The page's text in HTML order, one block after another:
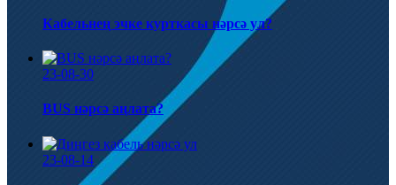
Кабельнең эчке курткасы нәрсә ул?
23-08-30
BUS нәрсә аңлата?
23-08-14